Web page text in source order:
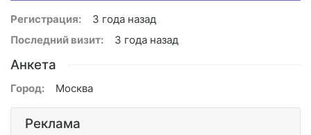
Регистрация:
3 года назад
Последний визит:
3 года назад
Анкета
Город: Москва
Реклама